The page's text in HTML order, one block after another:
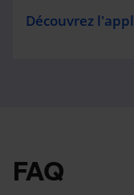
Découvrez
FAQ